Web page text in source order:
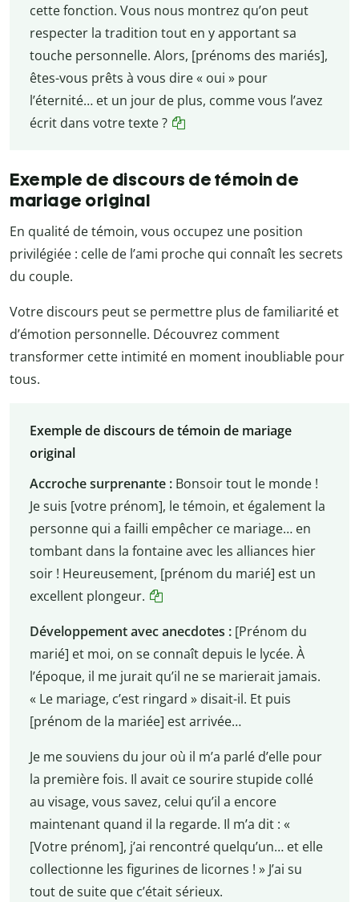
cette fonction. Vous nous montrez qu’on peut
respecter la tradition tout en y apportant sa
touche personnelle. Alors, [prénoms des mariés],
êtes-vous prêts à vous dire « oui » pour
l’éternité… et un jour de plus, comme vous l’avez
écrit dans votre texte ?
Exemple de discours de témoin de
mariage original
En qualité de témoin, vous occupez une position
privilégiée : celle de l’ami proche qui connaît les secrets
du couple.
Votre discours peut se permettre plus de familiarité et
d’émotion personnelle. Découvrez comment
transformer cette intimité en moment inoubliable pour
tous.
Exemple de discours de témoin de mariage
original
Accroche surprenante : Bonsoir tout le monde !
Je suis [votre prénom], le témoin, et également la
personne qui a failli empêcher ce mariage… en
tombant dans la fontaine avec les alliances hier
soir ! Heureusement, [prénom du marié] est un
excellent plongeur.
Développement avec anecdotes : [Prénom du
marié] et moi, on se connaît depuis le lycée. À
l’époque, il me jurait qu’il ne se marierait jamais.
« Le mariage, c’est ringard » disait-il. Et puis
[prénom de la mariée] est arrivée…
Je me souviens du jour où il m’a parlé d’elle pour
la première fois. Il avait ce sourire stupide collé
au visage, vous savez, celui qu’il a encore
maintenant quand il la regarde. Il m’a dit : «
[Votre prénom], j’ai rencontré quelqu’un… et elle
collectionne les figurines de licornes ! » J’ai su
tout de suite que c’était sérieux.